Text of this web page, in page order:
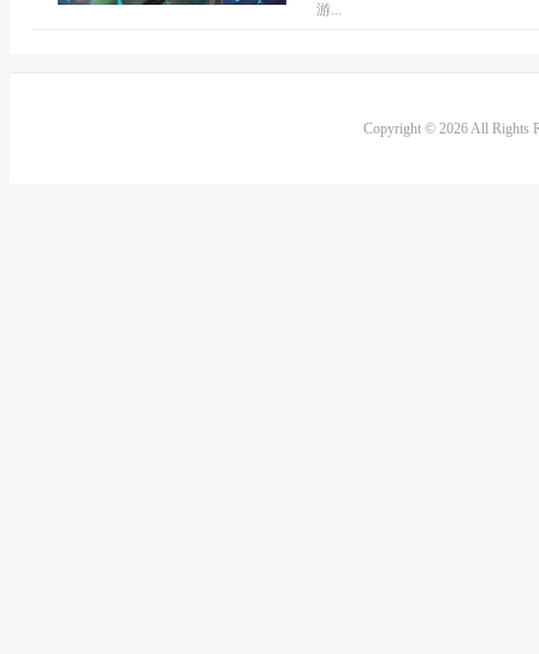
游...
Copyright © 2026 All Rights